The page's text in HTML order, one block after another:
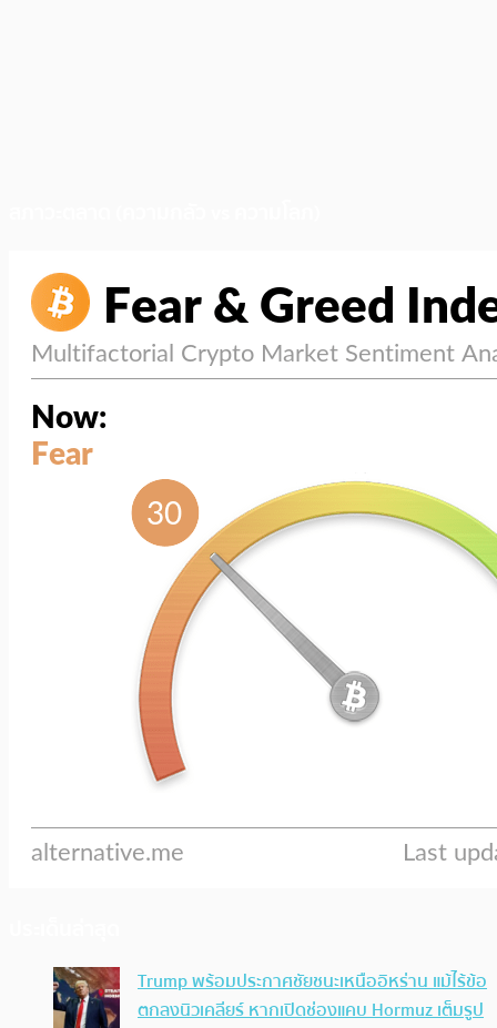
Trump พร้อมประกาศชัยชนะเหนืออิหร่าน แม้ไร้ข้อ
ตกลงนิวเคลียร์ หากเปิดช่องแคบ Hormuz เต็มรูป